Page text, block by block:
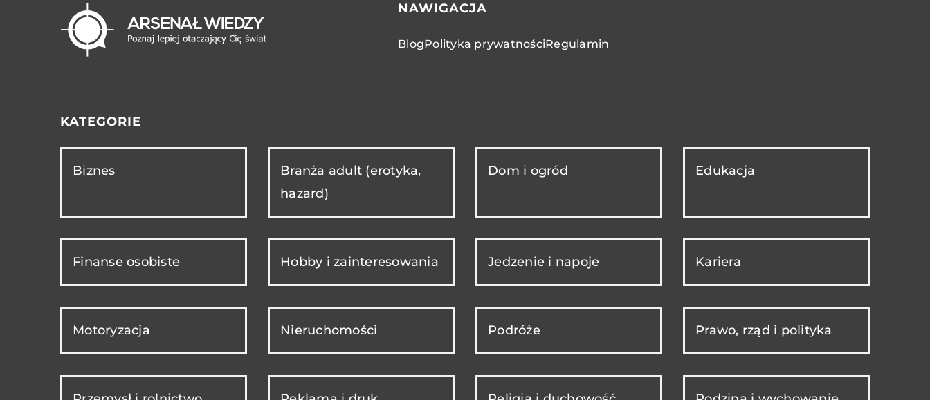
NAWIGACJA
BlogPolityka prywatnościRegulamin
KATEGORIE
Biznes
Branża adult (erotyka,
hazard)
Dom i ogród Edukacja
Finanse osobiste Hobby i zainteresowania Jedzenie i napoje Kariera
Motoryzacja Nieruchomości Podróże Prawo, rząd i polityka